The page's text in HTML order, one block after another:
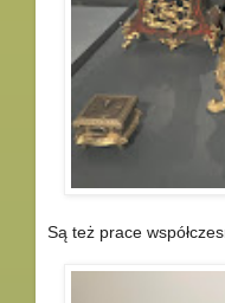
Są też prace